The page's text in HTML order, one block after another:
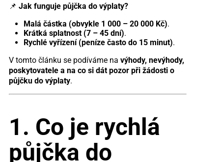
📌 Jak funguje půjčka do výplaty?
Malá částka (obvykle 1 000 – 20 000 Kč).
Krátká splatnost (7 – 45 dní).
Rychlé vyřízení (peníze často do 15 minut).
V tomto článku se podíváme na výhody, nevýhody,
poskytovatele a na co si dát pozor při žádosti o
půjčku do výplaty.
1. Co je rychlá
půjčka do